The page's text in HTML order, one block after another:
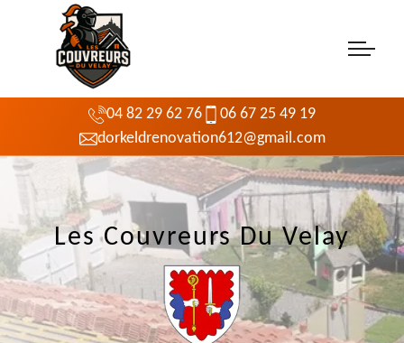
04 82 29 62 76
06 67 25 49 19
dorkeldrenovation612@gmail.com
Les Couvreurs Du Velay